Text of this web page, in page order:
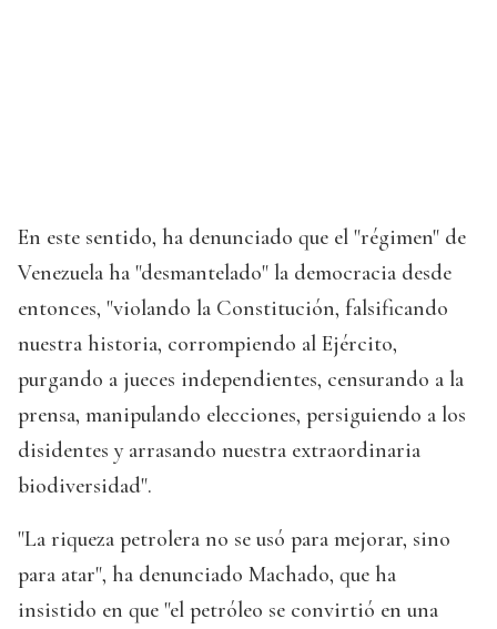
En este sentido, ha denunciado que el "régimen" de
Venezuela ha "desmantelado" la democracia desde
entonces, "violando la Constitución, falsificando
nuestra historia, corrompiendo al Ejército,
purgando a jueces independientes, censurando a la
prensa, manipulando elecciones, persiguiendo a los
disidentes y arrasando nuestra extraordinaria
biodiversidad".
"La riqueza petrolera no se usó para mejorar, sino
para atar", ha denunciado Machado, que ha
insistido en que "el petróleo se convirtió en una